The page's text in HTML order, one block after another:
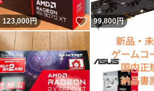
123,000円 いいね！
99,800円